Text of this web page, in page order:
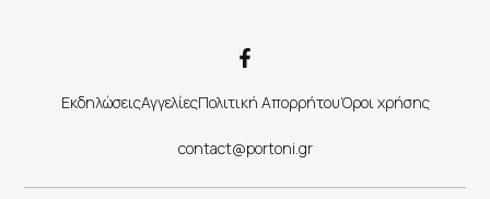
ΕκδηλώσειςΑγγελίεςΠολιτική ΑπορρήτουΌροι χρήσης
contact@portoni.gr